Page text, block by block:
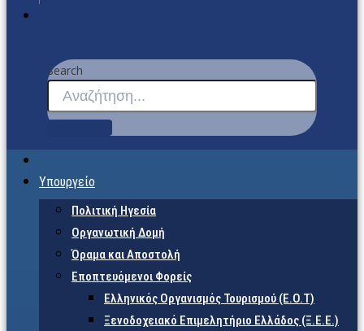
Search
Υπουργείο
Πολιτική Ηγεσία
Οργανωτική Δομή
Όραμα και Αποστολή
Εποπτευόμενοι Φορείς
Eλληνικός Οργανισμός Τουρισμού (Ε.Ο.Τ)
Ξενοδοχειακό Επιμελητήριο Ελλάδος (Ξ.Ε.Ε.)